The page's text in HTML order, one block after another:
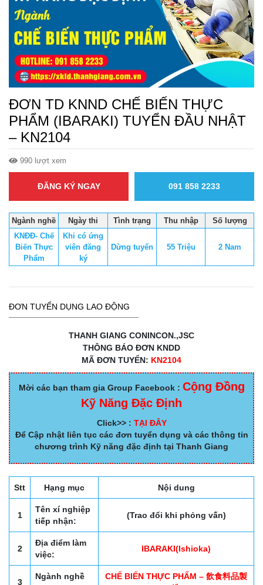
ĐƠN TD KNND CHẾ BIẾN THỰC
PHẨM (IBARAKI) TUYỂN ĐẦU NHẬT
– KN2104
990 lượt xem
ĐĂNG KÝ NGAY 091 858 2233
Ngành nghề Ngày thi Tình trạng Thu nhập
Số lượng
KNĐĐ- Chế
Biến Thực
Phẩm
Khi có ứng
viên đăng
ký
Dừng tuyển 55 Triệu 2 Nam
ĐƠN TUYỂN DỤNG LAO ĐỘNG
THANH GIANG CONINCON.,JSC
THÔNG BÁO ĐƠN KNDD
MÃ ĐƠN TUYỂN: KN2104
Mời các bạn tham gia Group Facebook : Cộng Đồng
Kỹ Năng Đặc Định
Click>> : TẠI ĐÂY
Để Cập nhật liên tục các đơn tuyển dụng và các thông tin
chương trình Kỹ năng đặc định tại Thanh Giang
Stt Hạng mục Nội dung
1
Tên xí nghiệp
tiếp nhận:
(Trao đổi khi phỏng vấn)
2
Địa điểm làm
việc:
IBARAKI(Ishioka)
3
Ngành nghề
CHẾ BIẾN THỰC PHẨM – 飲食料品製